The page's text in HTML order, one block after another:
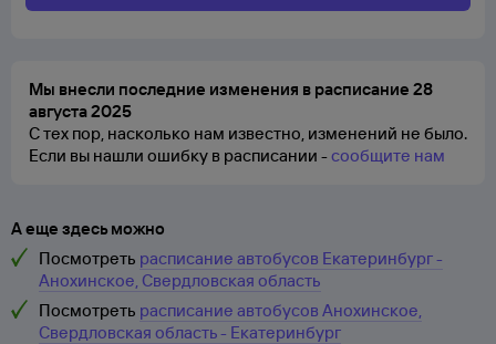
Мы внесли последние изменения в расписание 28
августа 2025
С тех пор, насколько нам известно, изменений не было.
Если вы нашли ошибку в расписании -сообщите нам
А еще здесь можно
Посмотреть расписание автобусов Екатеринбург -
Анохинское, Свердловская область
Посмотреть расписание автобусов Анохинское,
Свердловская область - Екатеринбург